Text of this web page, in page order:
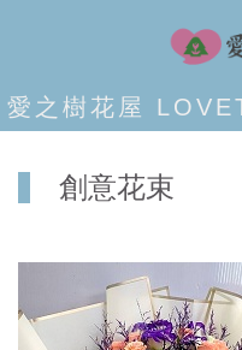
愛之樹花屋
創意花束